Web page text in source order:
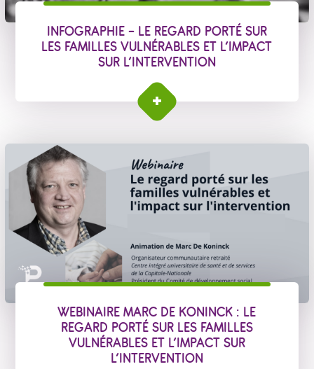
INFOGRAPHIE - LE REGARD PORTÉ SUR
LES FAMILLES VULNÉRABLES ET L’IMPACT
SUR L’INTERVENTION
vulnérables et l’impact sur l’intervention
WEBINAIRE MARC DE KONINCK : LE
REGARD PORTÉ SUR LES FAMILLES
VULNÉRABLES ET L’IMPACT SUR
L’INTERVENTION